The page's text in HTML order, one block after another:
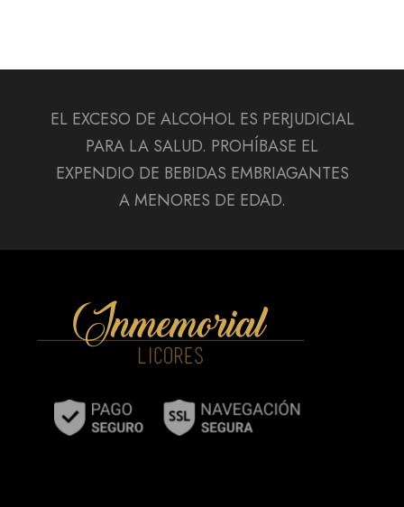
EL EXCESO DE ALCOHOL ES PERJUDICIAL
PARA LA SALUD. PROHÍBASE EL
EXPENDIO DE BEBIDAS EMBRIAGANTES
A MENORES DE EDAD.